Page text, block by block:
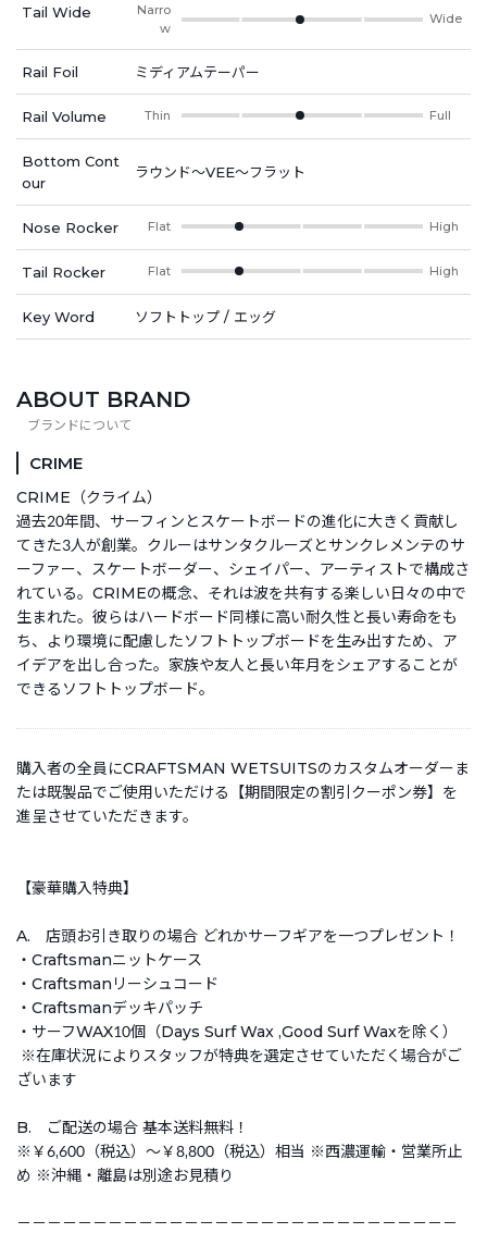
Tail Wide
Narro
w
Wide
Rail Foil ミディアムテーパー
Rail Volume Thin Full
Bottom Cont
our
ラウンド～VEE～フラット
Nose Rocker Flat High
Tail Rocker Flat High
Key Word ソフトトップ / エッグ
ABOUT BRAND
CRIME
CRIME（クライム）
過去20年間、サーフィンとスケートボードの進化に大きく貢献し
てきた3人が創業。クルーはサンタクルーズとサンクレメンテのサ
ーファー、スケートボーダー、シェイパー、アーティストで構成さ
れている。CRIMEの概念、それは波を共有する楽しい日々の中で
生まれた。彼らはハードボード同様に高い耐久性と長い寿命をも
ち、より環境に配慮したソフトトップボードを生み出すため、ア
イデアを出し合った。家族や友人と長い年月をシェアすることが
できるソフトトップボード。
購入者の全員にCRAFTSMAN WETSUITSのカスタムオーダーま
たは既製品でご使用いただける【期間限定の割引クーポン券】を
進呈させていただきます。
【豪華購入特典】
A. 店頭お引き取りの場合 どれかサーフギアを一つプレゼント！
・Craftsmanニットケース
・Craftsmanリーシュコード
・Craftsmanデッキパッチ
・サーフWAX10個（Days Surf Wax ,Good Surf Waxを除く）
※在庫状況によりスタッフが特典を選定させていただく場合がご
ざいます
B. ご配送の場合 基本送料無料！
※￥6,600（税込）～￥8,800（税込）相当 ※西濃運輸・営業所止
め ※沖縄・離島は別途お見積り
－－－－－－－－－－－－－－－－－－－－－－－－－－－－－